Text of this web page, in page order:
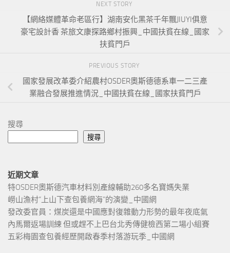
NEXT STORY
【網絡媒體革命老區行】湖南安化黑茶千年飄JIUYI俱意
豪宅設計香 茶旅文康探路鄉村振興_中國扶貧在線_國家
扶貧門戶
PREVIOUS STORY
國家發展改革委介紹農村OSDER奧斯德德系車一二三產
業融合發展推進情況_中國扶貧在線_國家扶貧門戶
搜尋
搜尋
近期文章
特OSDER奧斯德汽車材料別產線輔助260多名寶媽失業
嶗山漁村“上山下查包養網海”的演變_中國網
發改委官員：煤炭還是中國應對復雜動力形勢的最年夜底氣
內馬爾返場訓練 但或趕不上巴台北秀傳健檢西第二場小組賽
五彩梅園查包養經歷開啟春季村落游玩季_中國網